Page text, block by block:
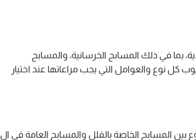
بما في ذلك المسابح الخرسانية، والمسابح
نوع والعوامل التي يجب مراعاتها عند اختيار
بين المسابح الخاصة بالفلل والمسابح العامة في ال